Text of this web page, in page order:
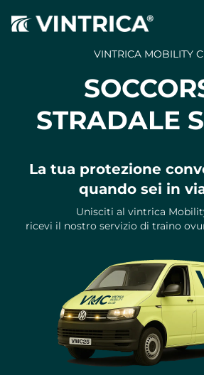
VINTRICA MOBILITY
STRADALE
La tua protezione
quando sei in
Unisciti al vintrica
ricevi il nostro servizio di traino